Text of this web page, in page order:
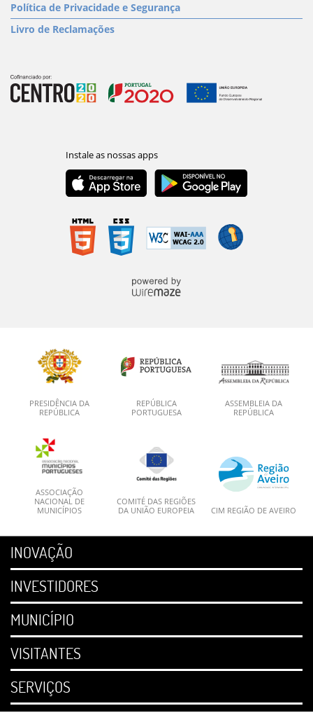
Política de Privacidade e Segurança
Livro de Reclamações
PRESIDÊNCIA DA
REPÚBLICA
REPÚBLICA
PORTUGUESA
ASSEMBLEIA DA
REPÚBLICA
ASSOCIAÇÃO
NACIONAL DE
MUNICÍPIOS
COMITÉ DAS REGIÕES
DA UNIÃO EUROPEIA
CIM REGIÃO DE AVEIRO
INOVAÇÃO
INVESTIDORES
MUNICÍPIO
VISITANTES
SERVIÇOS